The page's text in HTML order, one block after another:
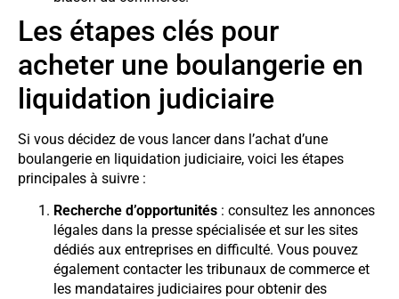
Les étapes clés pour
acheter une boulangerie en
liquidation judiciaire
Si vous décidez de vous lancer dans l’achat d’une
boulangerie en liquidation judiciaire, voici les étapes
principales à suivre :
Recherche d’opportunités : consultez les annonces
légales dans la presse spécialisée et sur les sites
dédiés aux entreprises en difficulté. Vous pouvez
également contacter les tribunaux de commerce et
les mandataires judiciaires pour obtenir des